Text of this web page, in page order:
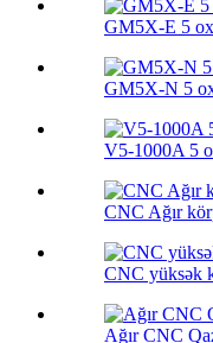
GM5X-E 5
GM5X-N 5
V5-1000A 5
CNC Ağır
CNC yüksək
Ağır CNC